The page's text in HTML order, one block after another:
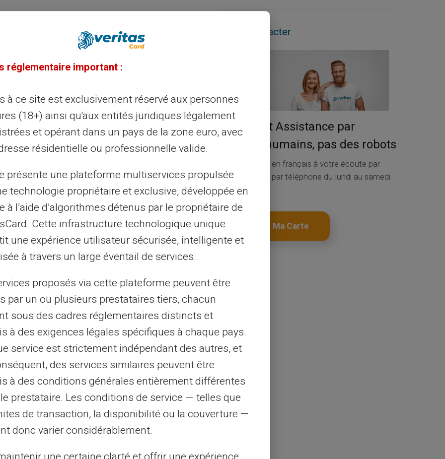
Veritas Carte prépayée
vos opérations bancaires
la carte prépayée pour virements
des virements SEPA n'a jamais été aussi simple
une carte prépayée. Adaptée pour ceux qui
une alternative aux banques t...
22/12/2024 Veritas Carte prépayée
vos finances : comment
les frais bancaires grâce à une
prépayée
vous posez sûrement la question comment réduire
frais ? Une solution efficace est l'utilisation d'une carte
Alors, comment cette...
21/12/2024 Veritas Carte prépayée
vos finances : la carte
et les découverts bancaires
des finances personnelles peut souvent être
en particulier lorsqu'il s'agit d'éviter les
bancaires coûteux. La cart...
Nous contacter
Service et Assistance par
de vrais humains, pas des robots
Service Client en français à votre écoute par
ticket 24h/24, par téléphone du lundi au samedi
de 9h à 18h30
Obtenir Ma Carte
réglementaire important :
à ce site est exclusivement réservé aux personnes
(18+) ainsi qu'aux entités juridiques légalement
et opérant dans un pays de la zone euro, avec
résidentielle ou professionnelle valide.
présente une plateforme multiservices propulsée
technologie propriétaire et exclusive, développée en
à l’aide d’algorithmes détenus par le propriétaire de
Cette infrastructure technologique unique
une expérience utilisateur sécurisée, intelligente et
à travers un large éventail de services.
proposés via cette plateforme peuvent être
par un ou plusieurs prestataires tiers, chacun
sous des cadres réglementaires distincts et
à des exigences légales spécifiques à chaque pays.
service est strictement indépendant des autres, et
des services similaires peuvent être
à des conditions générales entièrement différentes
prestataire. Les conditions de service — telles que
de transaction, la disponibilité ou la couverture —
donc varier considérablement.